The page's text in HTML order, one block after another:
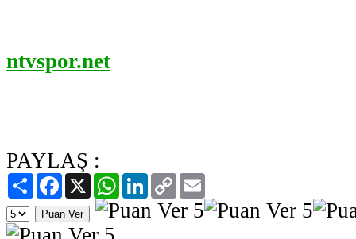
ntvspor.net
PAYLAŞ :
PaylaşFacebook
X WhatsAppLinkedIn
Copy
Link